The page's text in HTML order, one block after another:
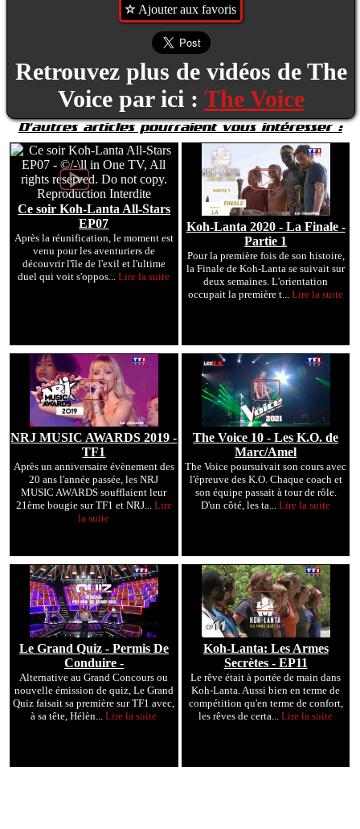
Ajouter aux favoris
Retrouvez plus de vidéos de The
Voice par ici : The Voice
D'autres articles pourraient vous intéresser :
Ce soir Koh-Lanta All-Stars
EP07
Après la réunification, le moment est
venu pour les aventuriers de
découvrir l'île de l'exil et l'ultime
duel qui voit s'oppos...Lire la suite
Koh-Lanta 2020 - La Finale -
Partie 1
Pour la première fois de son histoire,
la Finale de Koh-Lanta se suivait sur
deux semaines. L'orientation
occupait la première t...Lire la suite
NRJ MUSIC AWARDS 2019 -
TF1
Après un anniversaire évènement des
20 ans l'année passée, les NRJ
MUSIC AWARDS soufflaient leur
21ème bougie sur TF1 et NRJ... Lire
la suite
The Voice 10 - Les K.O. de
Marc/Amel
The Voice poursuivait son cours avec
l'épreuve des K.O. Chaque coach et
son équipe passait à tour de rôle.
D'un côté, les ta...Lire la suite
Le Grand Quiz - Permis De
Conduire -
Alternative au Grand Concours ou
nouvelle émission de quiz, Le Grand
Quiz faisait sa première sur TF1 avec,
à sa tête, Hélèn...Lire la suite
Koh-Lanta: Les Armes
Secrètes - EP11
Le rêve était à portée de main dans
Koh-Lanta. Aussi bien en terme de
compétition qu'en terme de confort,
les rêves de certa...Lire la suite